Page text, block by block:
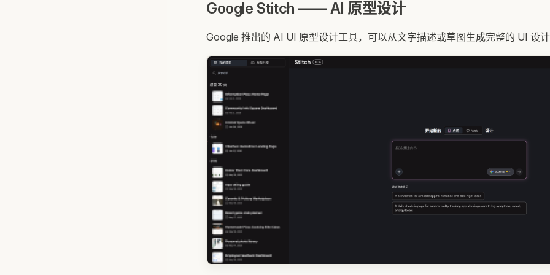
Google Stitch —— AI 原型设计
Google 推出的 AI UI 原型设计工具，可以从文字描述或草图生成完整的 UI 设